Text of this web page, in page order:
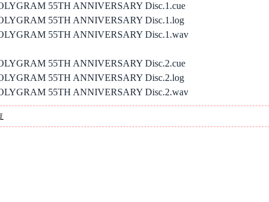
55TH ANNIVERSARY Disc.1.cue
55TH ANNIVERSARY Disc.1.log
55TH ANNIVERSARY Disc.1.wav
55TH ANNIVERSARY Disc.2.cue
55TH ANNIVERSARY Disc.2.log
55TH ANNIVERSARY Disc.2.wav